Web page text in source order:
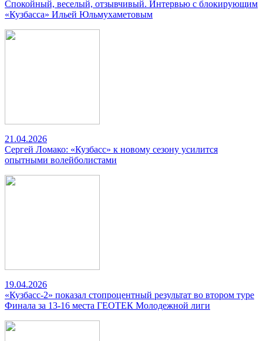
Спокойный, веселый, отзывчивый. Интервью с блокирующим
«Кузбасса» Ильей Юльмухаметовым
21.04.2026
Сергей Ломако: «Кузбасс» к новому сезону усилится
опытными волейболистами
19.04.2026
«Кузбасс-2» показал стопроцентный результат во втором туре
Финала за 13-16 места ГЕОТЕК Молодежной лиги